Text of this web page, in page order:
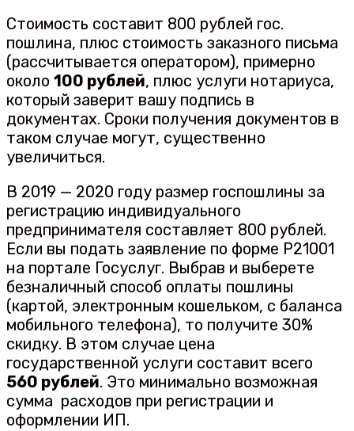
Стоимость составит 800 рублей гос.
пошлина, плюс стоимость заказного письма
(рассчитывается оператором), примерно
около 100 рублей, плюс услуги нотариуса,
который заверит вашу подпись в
документах. Сроки получения документов в
таком случае могут, существенно
увеличиться.
В 2019 — 2020 году размер госпошлины за
регистрацию индивидуального
предпринимателя составляет 800 рублей.
Если вы подать заявление по форме Р21001
на портале Госуслуг. Выбрав и выберете
безналичный способ оплаты пошлины
(картой, электронным кошельком, с баланса
мобильного телефона), то получите 30%
скидку. В этом случае цена
государственной услуги составит всего
560 рублей. Это минимально возможная
сумма расходов при регистрации и
оформлении ИП.